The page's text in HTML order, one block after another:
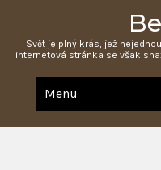
Svět je plný krás, jež
internetová stránka se však
Menu